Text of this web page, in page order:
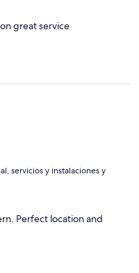
great service
servicios y instalaciones y
Perfect location and